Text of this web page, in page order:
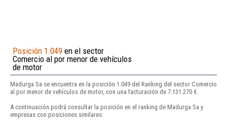
Posición 1.049 en el sector
Comercio al por menor de vehículos
de motor
Madurga Sa se encuentra en la posición 1.049 del Ranking del sector Comercio
al por menor de vehículos de motor, con una facturación de 7.131.270 €.
A continuación podrá consultar la posición en el ranking de Madurga Sa y
empresas con posiciones similares: